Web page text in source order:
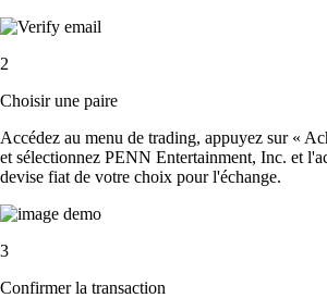
2
Choisir une paire
Accédez au menu de trading, appuyez sur «
et sélectionnez PENN Entertainment, Inc. et
devise fiat de votre choix pour l'échange.
3
Confirmer la transaction